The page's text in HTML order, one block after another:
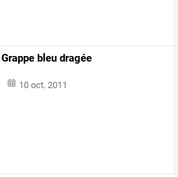
Grappe bleu dragée
10 oct. 2011